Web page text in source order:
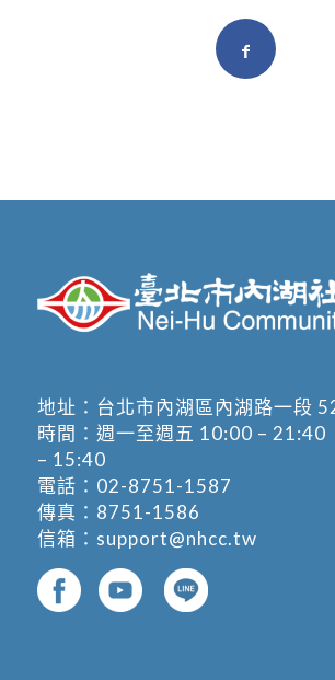
地址： 台北市內湖區內湖路一段
時間：週一至週五 10:00 – 21:40
– 15:40
電話： 02-8751-1587
傳真：8751-1586
信箱： support@nhcc.tw